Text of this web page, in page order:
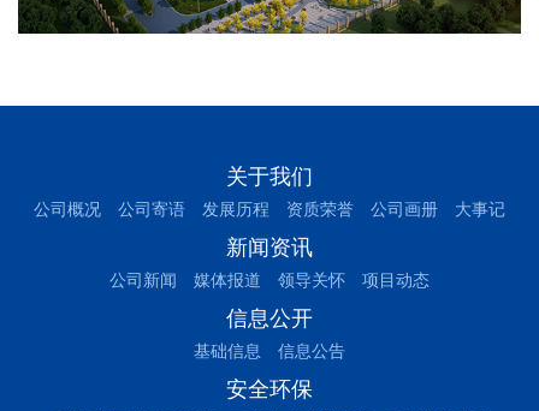
关于我们
公司概况 公司寄语 发展历程 资质荣誉 公司画册 大事记
新闻资讯
公司新闻 媒体报道 领导关怀 项目动态
信息公开
基础信息 信息公告
安全环保